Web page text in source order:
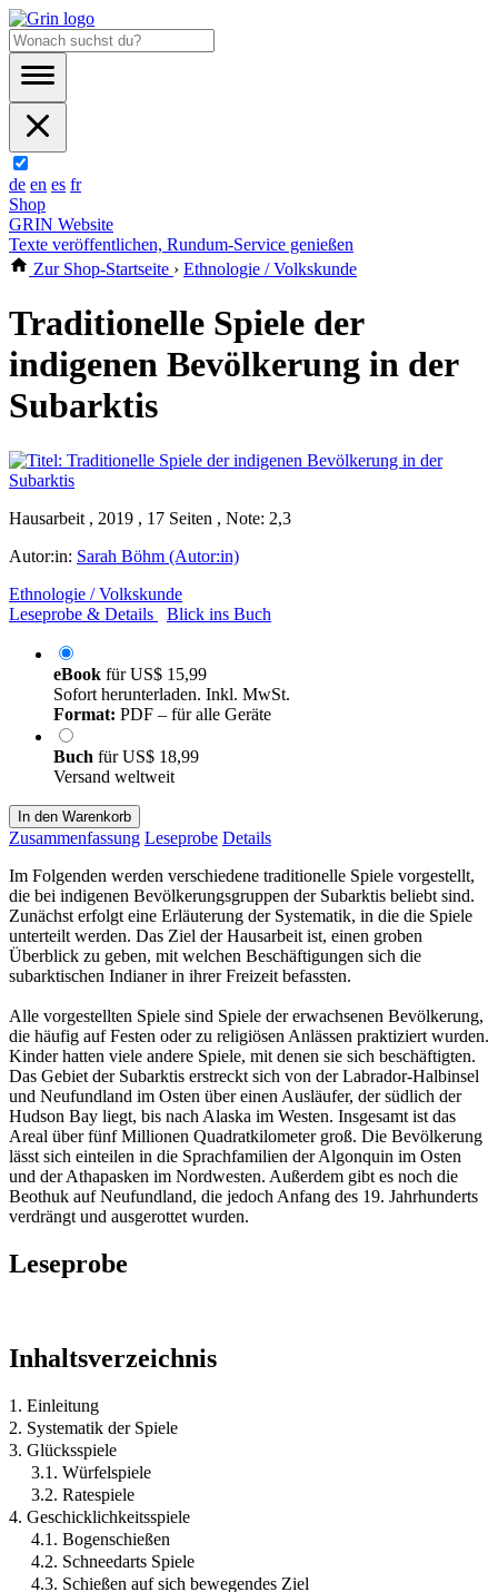
de en es fr
Shop
GRIN Website
Texte veröffentlichen, Rundum-Service genießen
Zur Shop-Startseite › Ethnologie / Volkskunde
Traditionelle Spiele der
indigenen Bevölkerung in der
Subarktis
Hausarbeit , 2019 , 17 Seiten , Note: 2,3
Autor:in: Sarah Böhm (Autor:in)
Ethnologie / Volkskunde
Leseprobe & Details
Blick ins Buch
eBook fürUS$ 15,99
Sofort herunterladen. Inkl. MwSt.
Format: PDF – für alle Geräte
Buch fürUS$ 18,99
Versand weltweit
In den Warenkorb
Zusammenfassung Leseprobe Details
Im Folgenden werden verschiedene traditionelle Spiele vorgestellt,
die bei indigenen Bevölkerungsgruppen der Subarktis beliebt sind.
Zunächst erfolgt eine Erläuterung der Systematik, in die die Spiele
unterteilt werden. Das Ziel der Hausarbeit ist, einen groben
Überblick zu geben, mit welchen Beschäftigungen sich die
subarktischen Indianer in ihrer Freizeit befassten.
Alle vorgestellten Spiele sind Spiele der erwachsenen Bevölkerung,
die häufig auf Festen oder zu religiösen Anlässen praktiziert wurden.
Kinder hatten viele andere Spiele, mit denen sie sich beschäftigten.
Das Gebiet der Subarktis erstreckt sich von der Labrador-Halbinsel
und Neufundland im Osten über einen Ausläufer, der südlich der
Hudson Bay liegt, bis nach Alaska im Westen. Insgesamt ist das
Areal über fünf Millionen Quadratkilometer groß. Die Bevölkerung
lässt sich einteilen in die Sprachfamilien der Algonquin im Osten
und der Athapasken im Nordwesten. Außerdem gibt es noch die
Beothuk auf Neufundland, die jedoch Anfang des 19. Jahrhunderts
verdrängt und ausgerottet wurden.
Leseprobe
Inhaltsverzeichnis
1. Einleitung
2. Systematik der Spiele
3. Glücksspiele
3.1. Würfelspiele
3.2. Ratespiele
4. Geschicklichkeitsspiele
4.1. Bogenschießen
4.2. Schneedarts Spiele
4.3. Schießen auf sich bewegendes Ziel